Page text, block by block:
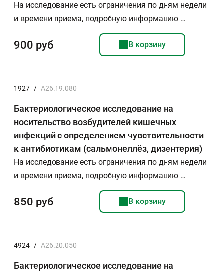
На исследование есть ограничения по дням недели
и времени приема, подробную информацию …
900 руб В корзину
1927 / A26.19.080
Бактериологическое исследование на
носительство возбудителей кишечных
инфекций с определением чувствительности
к антибиотикам (сальмонеллёз, дизентерия)
На исследование есть ограничения по дням недели
и времени приема, подробную информацию …
850 руб В корзину
4924 / A26.20.050
Бактериологическое исследование на